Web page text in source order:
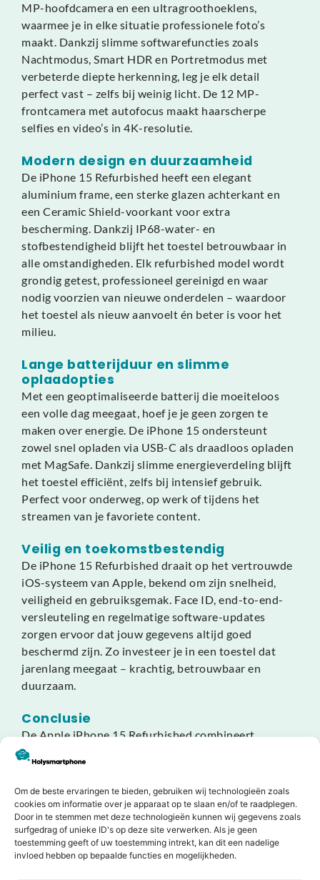
Om de beste ervaringen te bieden, gebruiken wij technologieën zoals
cookies om informatie over je apparaat op te slaan en/of te raadplegen.
Door in te stemmen met deze technologieën kunnen wij gegevens zoals
surfgedrag of unieke ID's op deze site verwerken. Als je geen
toestemming geeft of uw toestemming intrekt, kan dit een nadelige
invloed hebben op bepaalde functies en mogelijkheden.
MP-hoofdcamera en een ultragroothoeklens,
waarmee je in elke situatie professionele foto’s
maakt. Dankzij slimme softwarefuncties zoals
Nachtmodus, Smart HDR en Portretmodus met
verbeterde diepte herkenning, leg je elk detail
perfect vast – zelfs bij weinig licht. De 12 MP-
frontcamera met autofocus maakt haarscherpe
selfies en video’s in 4K-resolutie.
Modern design en duurzaamheid
De iPhone 15 Refurbished heeft een elegant
aluminium frame, een sterke glazen achterkant en
een Ceramic Shield-voorkant voor extra
bescherming. Dankzij IP68-water- en
stofbestendigheid blijft het toestel betrouwbaar in
alle omstandigheden. Elk refurbished model wordt
grondig getest, professioneel gereinigd en waar
nodig voorzien van nieuwe onderdelen – waardoor
het toestel als nieuw aanvoelt én beter is voor het
milieu.
Lange batterijduur en slimme
oplaadopties
Met een geoptimaliseerde batterij die moeiteloos
een volle dag meegaat, hoef je je geen zorgen te
maken over energie. De iPhone 15 ondersteunt
zowel snel opladen via USB-C als draadloos opladen
met MagSafe. Dankzij slimme energieverdeling blijft
het toestel efficiënt, zelfs bij intensief gebruik.
Perfect voor onderweg, op werk of tijdens het
streamen van je favoriete content.
Veilig en toekomstbestendig
De iPhone 15 Refurbished draait op het vertrouwde
iOS-systeem van Apple, bekend om zijn snelheid,
veiligheid en gebruiksgemak. Face ID, end-to-end-
versleuteling en regelmatige software-updates
zorgen ervoor dat jouw gegevens altijd goed
beschermd zijn. Zo investeer je in een toestel dat
jarenlang meegaat – krachtig, betrouwbaar en
duurzaam.
Conclusie
De Apple iPhone 15 Refurbished combineert
topprestaties, een briljant scherm en een moderne
uitstraling in één duurzame smartphone. Dankzij de
A16-chip, hoogwaardige camera’s en het iconische
design is dit toestel een uitstekende keuze voor wie
kwaliteit en betrouwbaarheid zoekt tegen een
aantrekkelijke prijs.